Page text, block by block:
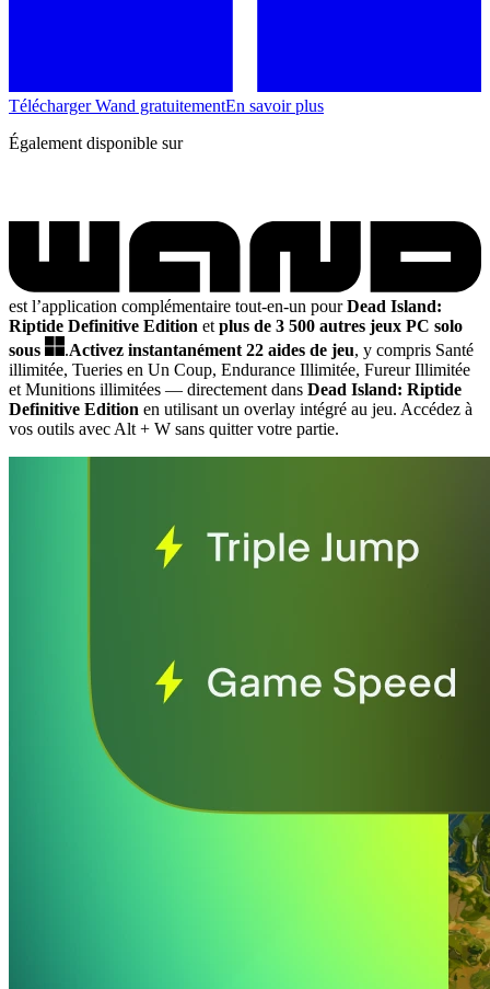
Télécharger Wand gratuitementEn savoir plus
Également disponible sur
est l’application complémentaire tout-en-un pourDead Island:
Riptide Definitive Edition et plus de 3 500 autres jeux PC solo
sous
.Activez instantanément 22 aides de jeu, y compris Santé
illimitée, Tueries en Un Coup, Endurance Illimitée, Fureur Illimitée
et Munitions illimitées — directement dans Dead Island: Riptide
Definitive Edition en utilisant un overlay intégré au jeu. Accédez à
vos outils avec Alt + W sans quitter votre partie.